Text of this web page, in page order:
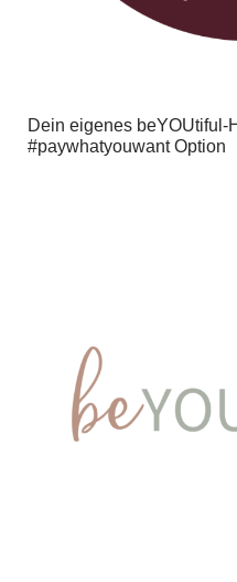
Dein eigenes beYOUtiful-
#paywhatyouwant Option